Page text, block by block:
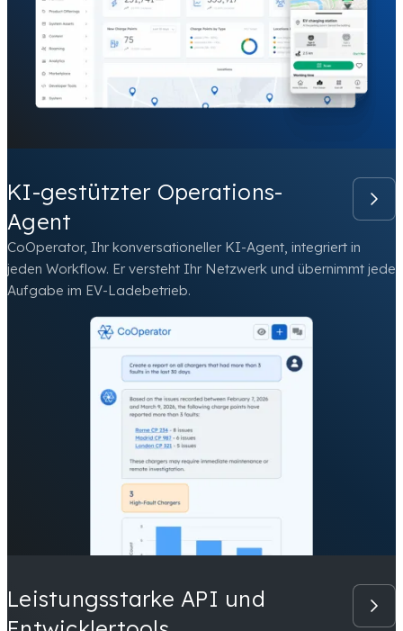
KI-gestützter Operations-
Agent
CoOperator, Ihr konversationeller KI-Agent, integriert in
jeden Workflow. Er versteht Ihr Netzwerk und übernimmt jede
Aufgabe im EV-Ladebetrieb.
Leistungsstarke API und